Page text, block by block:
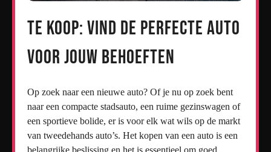
Te Koop: Vind de Perfecte Auto
voor Jouw Behoeften
Op zoek naar een nieuwe auto? Of je nu op zoek bent
naar een compacte stadsauto, een ruime gezinswagen of
een sportieve bolide, er is voor elk wat wils op de markt
van tweedehands auto’s. Het kopen van een auto is een
belangrijke beslissing en het is essentieel om goed